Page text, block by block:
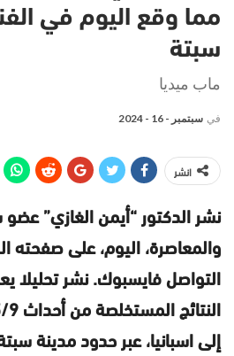
مما وقع اليوم في
سبتة
ماب ميديا
في سبتمبر - 16 - 2024
انشر
نشر الدكتور “أيمن الغازي” عضو
والمعاصرة، اليوم، على صفحته
التواصل فايسبوك. نشر
إلى اسبانيا، عبر حدود مدينة